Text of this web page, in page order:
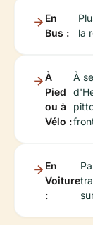
En
Bus :
la
À
Pied
ou à
Vélo :
À
En
Voiture
: